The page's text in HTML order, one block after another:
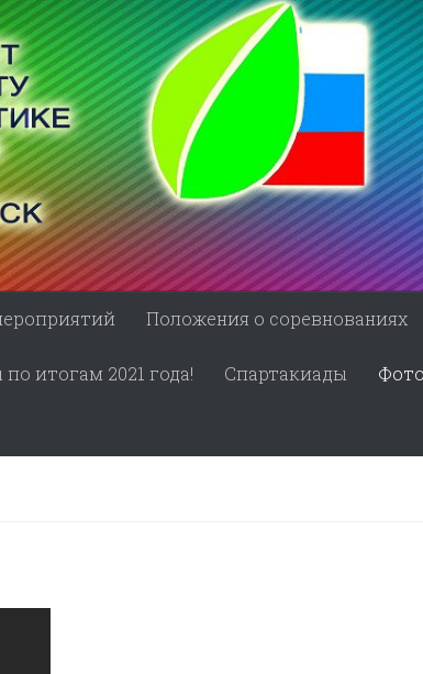
Положения о соревнованиях
итогам 2021 года! Спартакиады